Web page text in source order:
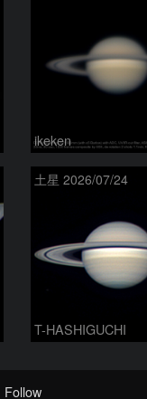
ikeken
土星 2026/07/24
T-HASHIGUCHI
Follow